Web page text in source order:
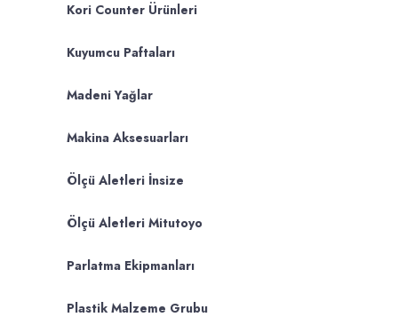
Kori Counter Ürünleri
Kuyumcu Paftaları
Madeni Yağlar
Makina Aksesuarları
Ölçü Aletleri İnsize
Ölçü Aletleri Mitutoyo
Parlatma Ekipmanları
Plastik Malzeme Grubu